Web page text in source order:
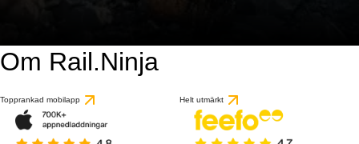
Om Rail.Ninja
Topprankad mobilapp Helt utmärkt